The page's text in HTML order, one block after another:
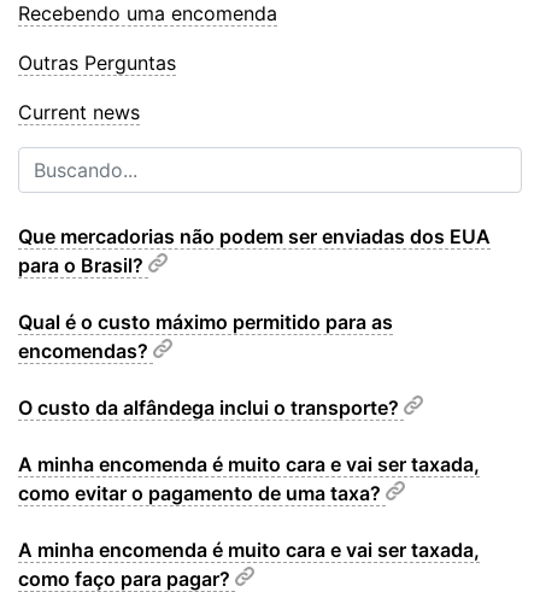
Recebendo uma encomenda
Outras Perguntas
Current news
Que mercadorias não podem ser enviadas dos EUA
para o Brasil?
Qual é o custo máximo permitido para as
encomendas?
O custo da alfândega inclui o transporte?
A minha encomenda é muito cara e vai ser taxada,
como evitar o pagamento de uma taxa?
A minha encomenda é muito cara e vai ser taxada,
como faço para pagar?